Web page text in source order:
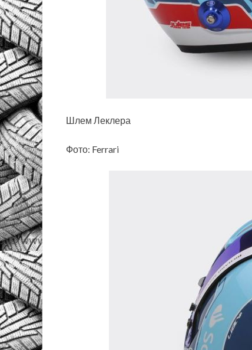
Шлем Леклера
Фото: Ferrari